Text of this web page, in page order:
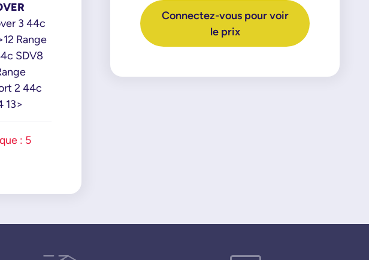
3 44c
Range
SDV8
2 44c
13>
: 5
Connectez-vous pour voir
le prix